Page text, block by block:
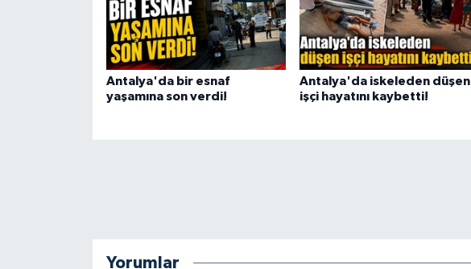
Antalya'da bir esnaf
yaşamına son verdi!
Antalya'da iskeleden düşen
işçi hayatını kaybetti!
Yorumlar